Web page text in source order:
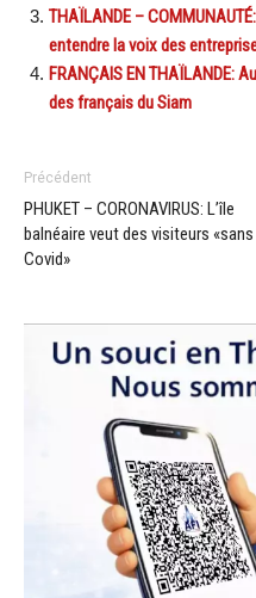
THAÏLANDE –
entendre la voix des
FRANÇAIS EN THAÏLANDE:
des français du Siam
Précédent
PHUKET – CORONAVIRUS: L’île
balnéaire veut des visiteurs «sans
Covid»